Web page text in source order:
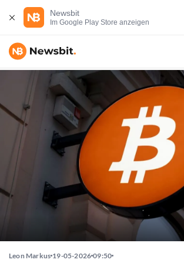
Newsbit
Im Google Play Store anzeigen
Leon Markus 19-05-2026 09:50